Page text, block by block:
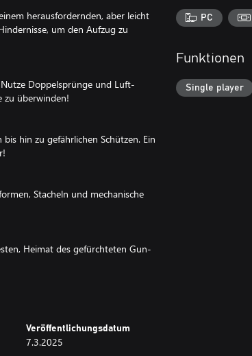
herausfordernden, aber leicht
um den Aufzug zu
Doppelsprünge und Luft-
zu überwinden!
hin zu gefährlichen Schützen. Ein
Stacheln und mechanische
Heimat des gefürchteten Gun-
Veröffentlichungsdatum
7.3.2025
PC
Funktionen
Single player